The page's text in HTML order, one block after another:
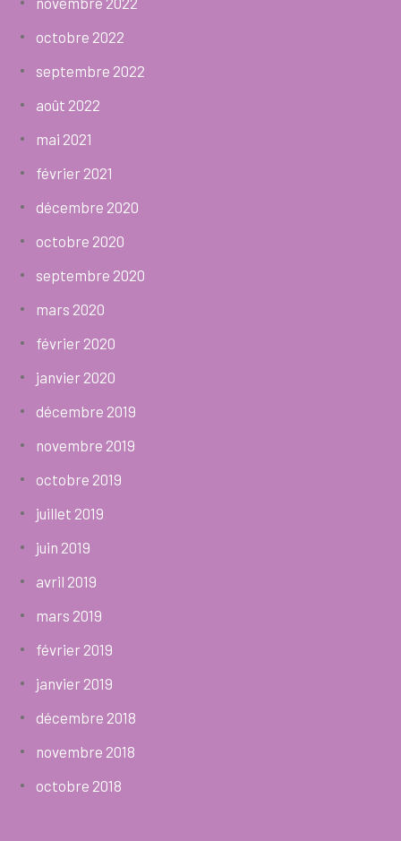
octobre 2022
septembre 2022
août 2022
mai 2021
février 2021
décembre 2020
octobre 2020
septembre 2020
mars 2020
février 2020
janvier 2020
décembre 2019
novembre 2019
octobre 2019
juillet 2019
juin 2019
avril 2019
mars 2019
février 2019
janvier 2019
décembre 2018
novembre 2018
octobre 2018